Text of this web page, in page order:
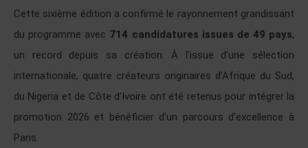
Cette sixième édition a confirmé le rayonnement grandissant
du programme avec 714 candidatures issues de 49 pays,
un record depuis sa création. À l’issue d’une sélection
internationale, quatre créateurs originaires d’Afrique du Sud,
du Nigeria et de Côte d’Ivoire ont été retenus pour intégrer la
promotion 2026 et bénéficier d’un parcours d’excellence à
Paris.